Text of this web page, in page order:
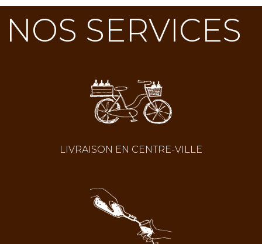
NOS SERVICES
LIVRAISON EN CENTRE-VILLE